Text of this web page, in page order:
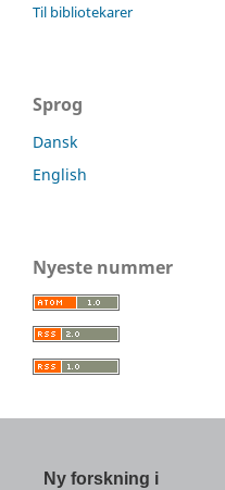
Til bibliotekarer
Sprog
Dansk
English
Nyeste nummer
Ny forskning i